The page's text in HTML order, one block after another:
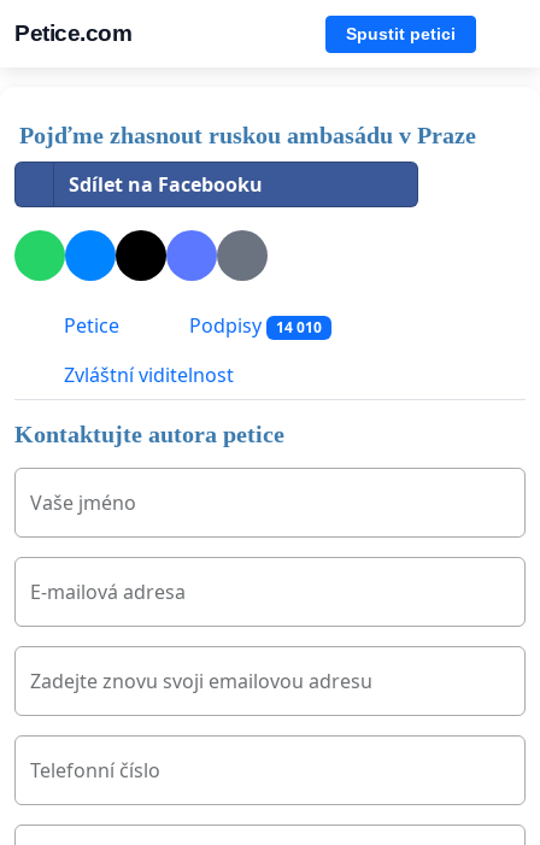
Petice.com Spustit petici
Pojďme zhasnout ruskou ambasádu v Praze
Sdílet na Facebooku
Petice Podpisy 14 010
Zvláštní viditelnost
Kontaktujte autora petice
Vaše jméno
E-mailová adresa
Zadejte znovu svoji emailovou adresu
Telefonní číslo